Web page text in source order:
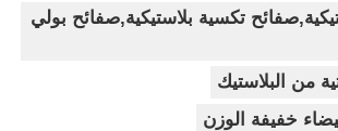
تكسية بلاستيكية,صفائح بولي
من البلاستيك
خفيفة الوزن